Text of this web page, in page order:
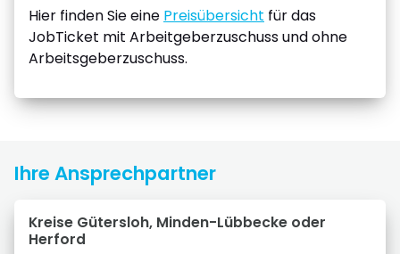
Hier finden Sie eine Preisübersicht für das
JobTicket mit Arbeitgeberzuschuss und ohne
Arbeitsgeberzuschuss.
Ihre Ansprechpartner
Kreise Gütersloh, Minden-Lübbecke oder
Herford